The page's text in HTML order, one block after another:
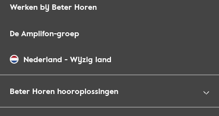
Werken bij Beter Horen
De Amplifon-groep
Nederland - Wijzig land
Beter Horen hooroplossingen